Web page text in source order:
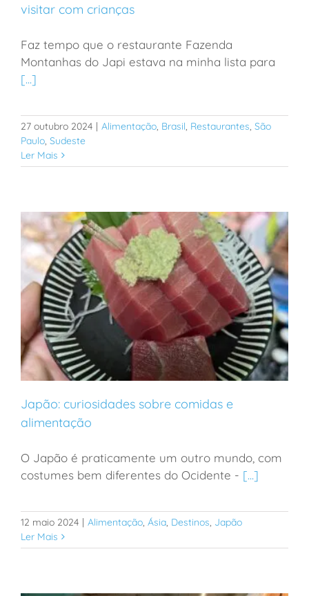
Jundiaí: restaurante na Serra do Japi para visitar com
crianças
visitar com crianças
Faz tempo que o restaurante Fazenda
Montanhas do Japi estava na minha lista para
[...]
27 outubro 2024 Alimentação, Brasil, Restaurantes, São
Paulo, Sudeste
Ler Mais
Japão: curiosidades sobre comidas e alimentação
Japão: curiosidades sobre comidas e
alimentação
O Japão é praticamente um outro mundo, com
costumes bem diferentes do Ocidente - [...]
12 maio 2024 | Alimentação, Ásia, Destinos, Japão
Ler Mais